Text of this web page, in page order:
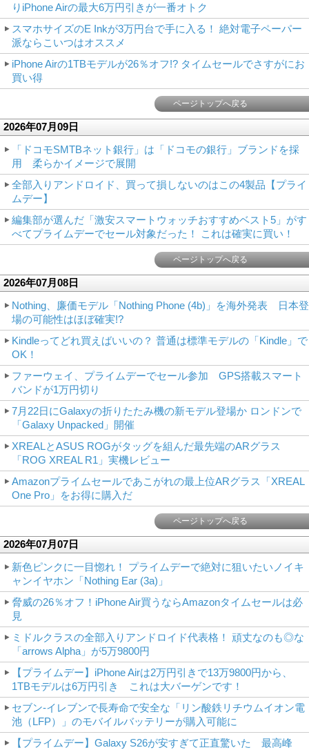
りiPhone Airの最大6万円引きが一番オトク
スマホサイズのE Inkが3万円台で手に入る！ 絶対電子ペーパー
派ならこいつはオススメ
iPhone Airの1TBモデルが26％オフ!? タイムセールでさすがにお
買い得
ページトップへ戻る
2026年07月09日
「ドコモSMTBネット銀行」は「ドコモの銀行」ブランドを採
用 柔らかイメージで展開
全部入りアンドロイド、買って損しないのはこの4製品【プライ
ムデー】
編集部が選んだ「激安スマートウォッチおすすめベスト5」がす
べてプライムデーでセール対象だった！ これは確実に買い！
ページトップへ戻る
2026年07月08日
Nothing、廉価モデル「Nothing Phone (4b)」を海外発表 日本登
場の可能性はほぼ確実!?
Kindleってどれ買えばいいの？ 普通は標準モデルの「Kindle」で
OK！
ファーウェイ、プライムデーでセール参加 GPS搭載スマート
バンドが1万円切り
7月22日にGalaxyの折りたたみ機の新モデル登場か ロンドンで
「Galaxy Unpacked」開催
XREALとASUS ROGがタッグを組んだ最先端のARグラス
「ROG XREAL R1」実機レビュー
Amazonプライムセールであこがれの最上位ARグラス「XREAL
One Pro」をお得に購入だ
ページトップへ戻る
2026年07月07日
新色ピンクに一目惚れ！ プライムデーで絶対に狙いたいノイキ
ャンイヤホン「Nothing Ear (3a)」
脅威の26％オフ！iPhone Air買うならAmazonタイムセールは必
見
ミドルクラスの全部入りアンドロイド代表格！ 頑丈なのも◎な
「arrows Alpha」が5万9800円
【プライムデー】iPhone Airは2万円引きで13万9800円から、
1TBモデルは6万円引き これは大バーゲンです！
セブン-イレブンで長寿命で安全な「リン酸鉄リチウムイオン電
池（LFP）」のモバイルバッテリーが購入可能に
【プライムデー】Galaxy S26が安すぎて正直驚いた 最高峰